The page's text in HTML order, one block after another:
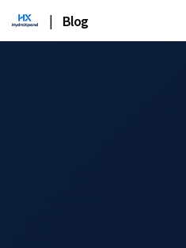
| Blog